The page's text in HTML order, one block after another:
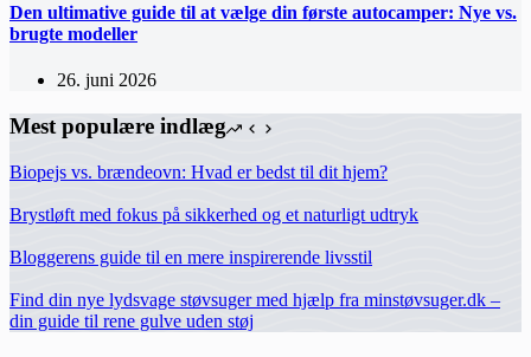
Den ultimative guide til at vælge din første autocamper: Nye vs.
brugte modeller
26. juni 2026
Mest populære indlæg
Biopejs vs. brændeovn: Hvad er bedst til dit hjem?
Brystløft med fokus på sikkerhed og et naturligt udtryk
Bloggerens guide til en mere inspirerende livsstil
Find din nye lydsvage støvsuger med hjælp fra minstøvsuger.dk –
din guide til rene gulve uden støj